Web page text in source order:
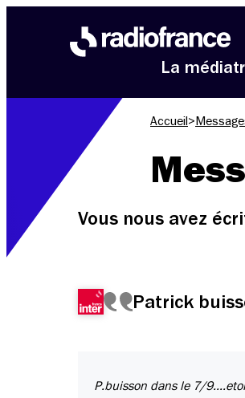
La
Accueil >
Vous nous avez
Patrick
P.buisson dans le 7/